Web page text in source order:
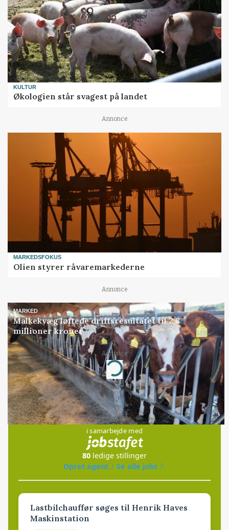
KULTUR
Økologien står svagest på landet
Annonce
MARKEDSFOKUS
Olien styrer råvaremarkederne
Annonce
MARKED
Malkekvæg løftede driftsresultatet til 2,8
millioner kroner
Annonce
Loading...
Jobs
i samarbejde med
80 ledige stillinger
Opret agent
Se alle jobs
Lastbilchauffør søges til Henrik Haves
Maskinstation